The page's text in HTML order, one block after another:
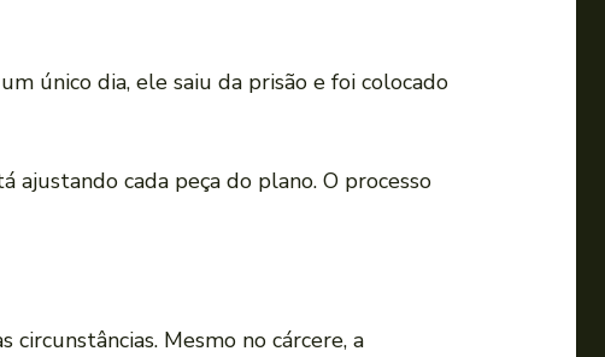
único dia, ele saiu da prisão e foi colocado
ajustando cada peça do plano. O processo
circunstâncias. Mesmo no cárcere, a